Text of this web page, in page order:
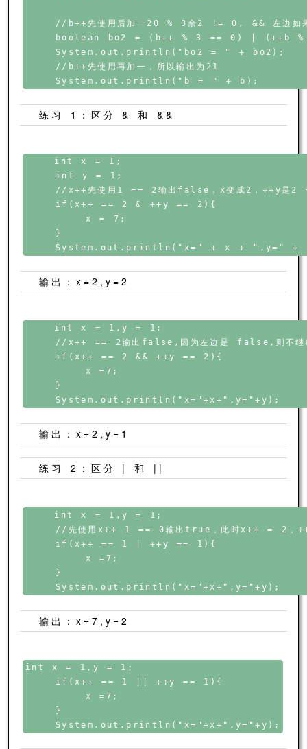
//b++先使用后加一20 % 3余2 != 0, && 左边如果
boolean bo2 = (b++ % 3 == 0) | (++b
    System.out.println("bo2 = " + bo2);
    //b++先使用再加一，所以输出为21
练习 1：区分 & 和 &&
    int x = 1;
    int y = 1;
//x++先使用1 == 2输出false，x变成2，++y是2
    if(x++ == 2 & ++y == 2){
        x = 7;
    }
输出：x=2,y=2
    int x = 1,y = 1;
//x++ == 2输出false,因为左边是 false,则不继续
    if(x++ == 2 && ++y == 2){
        x =7;
    }
    System.out.println("x="+x+",y="+y);
输出：x=2,y=1
练习 2：区分 | 和 ||
    int x = 1,y = 1;
//先使用x++ 1 == 0输出true，此时x++ = 2，
    if(x++ == 1 | ++y == 1){
        x =7;
    }
输出：x=7,y=2
int x = 1,y = 1;
    if(x++ == 1 || ++y == 1){
        x =7;
    }